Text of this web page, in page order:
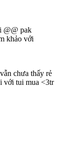
@@ pak
khảo với
chưa thấy rẻ
với tui mua <3tr